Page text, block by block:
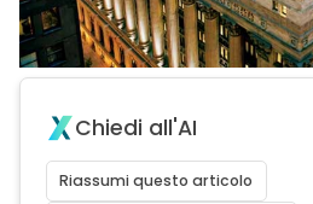
Chiedi all'AI
Riassumi questo articolo